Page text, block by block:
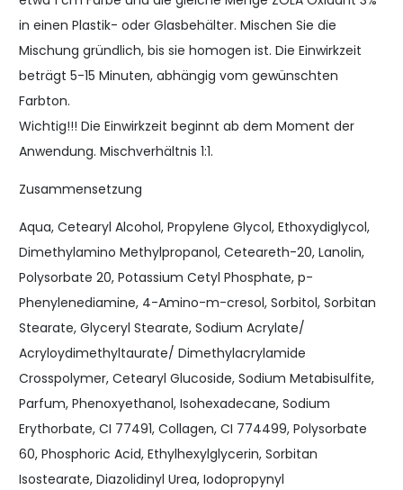
in einen Plastik- oder Glasbehälter. Mischen Sie die
Mischung gründlich, bis sie homogen ist. Die Einwirkzeit
beträgt 5-15 Minuten, abhängig vom gewünschten
Farbton.
Wichtig!!! Die Einwirkzeit beginnt ab dem Moment der
Anwendung. Mischverhältnis 1:1.
Zusammensetzung
Aqua, Cetearyl Alcohol, Propylene Glycol, Ethoxydiglycol,
Dimethylamino Methylpropanol, Ceteareth-20, Lanolin,
Polysorbate 20, Potassium Cetyl Phosphate, p-
Phenylenediamine, 4-Amino-m-cresol, Sorbitol, Sorbitan
Stearate, Glyceryl Stearate, Sodium Acrylate/
Acryloydimethyltaurate/ Dimethylacrylamide
Crosspolymer, Cetearyl Glucoside, Sodium Metabisulfite,
Parfum, Phenoxyethanol, Isohexadecane, Sodium
Erythorbate, CI 77491, Collagen, CI 774499, Polysorbate
60, Phosphoric Acid, Ethylhexylglycerin, Sorbitan
Isostearate, Diazolidinyl Urea, Iodopropynyl